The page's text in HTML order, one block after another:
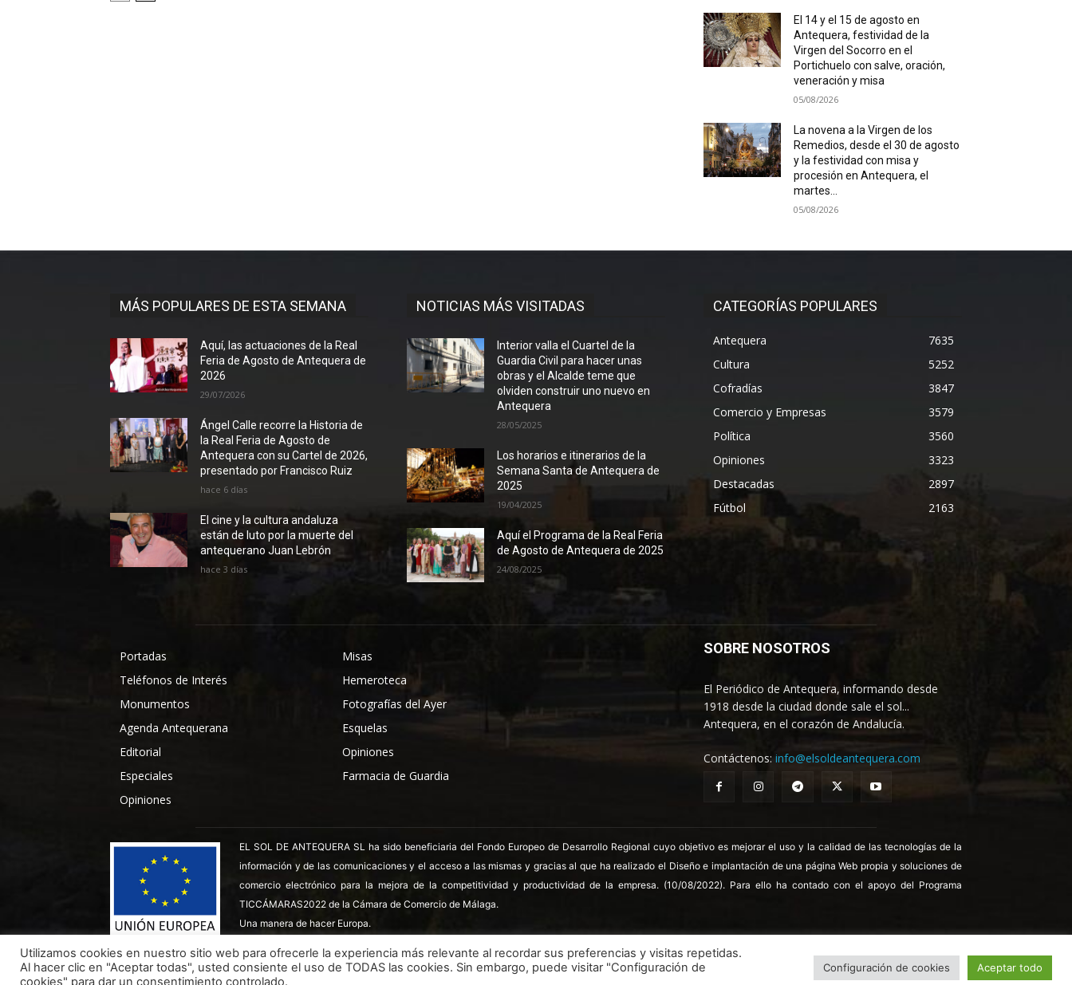
El 14 y el 15 de agosto en
Antequera, festividad de la
Virgen del Socorro en el
Portichuelo con salve, oración,
veneración y misa
05/08/2026
La novena a la Virgen de los
Remedios, desde el 30 de agosto
y la festividad con misa y
procesión en Antequera, el
martes...
05/08/2026
MÁS POPULARES DE ESTA SEMANA
Aquí, las actuaciones de la Real
Feria de Agosto de Antequera de
2026
29/07/2026
Ángel Calle recorre la Historia de
la Real Feria de Agosto de
Antequera con su Cartel de 2026,
presentado por Francisco Ruiz
hace 6 días
El cine y la cultura andaluza
están de luto por la muerte del
antequerano Juan Lebrón
hace 3 días
NOTICIAS MÁS VISITADAS
Interior valla el Cuartel de la
Guardia Civil para hacer unas
obras y el Alcalde teme que
olviden construir uno nuevo en
Antequera
28/05/2025
Los horarios e itinerarios de la
Semana Santa de Antequera de
2025
19/04/2025
Aquí el Programa de la Real Feria
de Agosto de Antequera de 2025
24/08/2025
CATEGORÍAS POPULARES
Antequera
7635
Cultura
5252
Cofradías
3847
Comercio y Empresas
3579
Política
3560
Opiniones
3323
Destacadas
2897
Fútbol
2163
Portadas
Teléfonos de Interés
Monumentos
Agenda Antequerana
Editorial
Especiales
Opiniones
Misas
Hemeroteca
Fotografías del Ayer
Esquelas
Opiniones
Farmacia de Guardia
SOBRE NOSOTROS
El Periódico de Antequera, informando desde
1918 desde la ciudad donde sale el sol...
Antequera, en el corazón de Andalucía.
Contáctenos: info@elsoldeantequera.com
EL SOL DE ANTEQUERA SL ha sido beneficiaria del Fondo Europeo de Desarrollo Regional cuyo objetivo es mejorar el uso y la calidad de las tecnologías de la
información y de las comunicaciones y el acceso a las mismas y gracias al que ha realizado el Diseño e implantación de una página Web propia y soluciones de
comercio electrónico para la mejora de la competitividad y productividad de la empresa. (10/08/2022). Para ello ha contado con el apoyo del Programa
TICCÁMARAS2022 de la Cámara de Comercio de Málaga.
Una manera de hacer Europa.
Todos los derechos reservados ©Dinan - 2026 LSSICE Términos y condiciones Política de Cookies Política de Privacidad
Aviso legal
Utilizamos cookies en nuestro sitio web para ofrecerle la experiencia más relevante al recordar sus preferencias y visitas repetidas.
Al hacer clic en "Aceptar todas", usted consiente el uso de TODAS las cookies. Sin embargo, puede visitar "Configuración de
cookies" para dar un consentimiento controlado.
Configuración de cookies Aceptar todo